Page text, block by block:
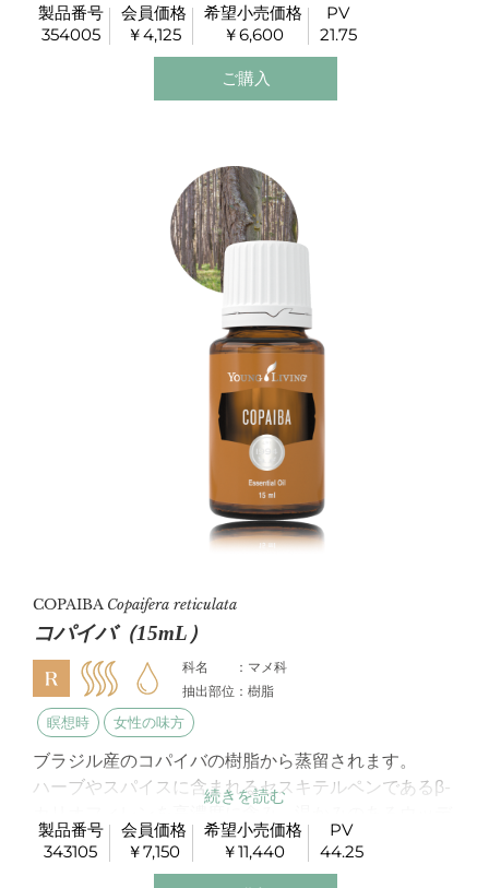
特性も同じ樹脂系のフランキンセンスやミルラと共通
性があるため、代用品として使われることもありま
スキンケアクリームの原料にも使用されています。
製品番号
354005
会員価格
￥4,125
希望小売価格
￥6,600
PV
21.75
ご購入
COPAIBA Copaifera reticulata
コパイバ（15mL）
科名 ：マメ科
抽出部位：樹脂
瞑想時 女性の味方
ブラジル産のコパイバの樹脂から蒸留されます。
ハーブやスパイスに含まれるセスキテルペンであるβ-
ィーな香りです。
製品番号
343105
会員価格
￥7,150
希望小売価格
￥11,440
PV
44.25